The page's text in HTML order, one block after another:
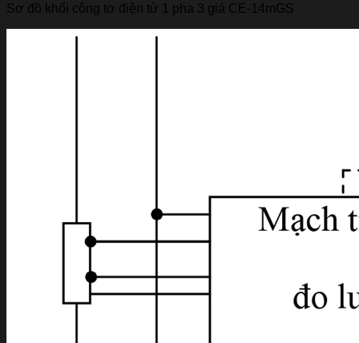
Sơ đồ khối công tơ điện tử 1 pha 3 giá CE-14mGS